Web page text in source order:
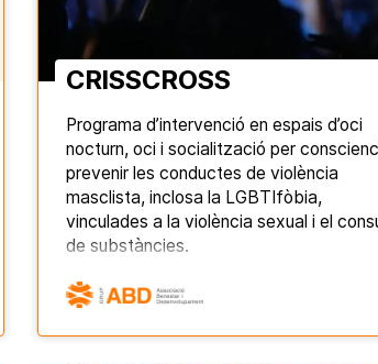
CRISSCROSS
Programa d’intervenció en espais d’oci
nocturn, oci i socialització per
prevenir les conductes de violència
masclista, inclosa la LGBTIfòbia,
vinculades a la violència sexual i el
de substàncies.